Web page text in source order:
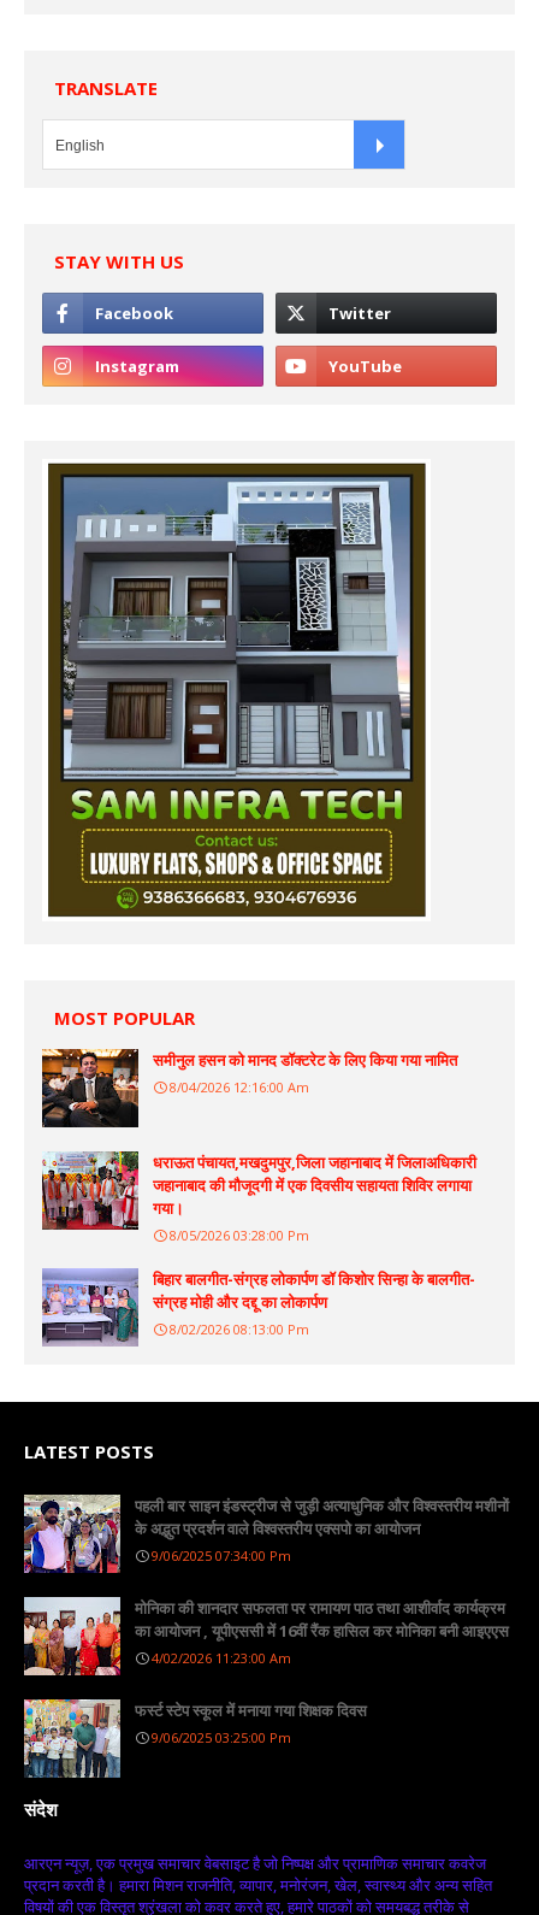
TRANSLATE
STAY WITH US
MOST POPULAR
समीनुल हसन को मानद डॉक्टरेट के लिए किया गया नामित
8/04/2026 12:16:00 Am
धराऊत पंचायत,मखदुमपुर,जिला जहानाबाद में जिलाअधिकारी
जहानाबाद की मौजूदगी में एक दिवसीय सहायता शिविर लगाया
गया।
8/05/2026 03:28:00 Pm
बिहार बालगीत-संग्रह लोकार्पण डॉ किशोर सिन्हा के बालगीत-
संग्रह मोही और दद्दू का लोकार्पण
8/02/2026 08:13:00 Pm
LATEST POSTS
पहली बार साइन इंडस्ट्रीज से जुड़ी अत्याधुनिक और विश्वस्तरीय मशीनों
के अद्भुत प्रदर्शन वाले विश्वस्तरीय एक्सपो का आयोजन
9/06/2025 07:34:00 Pm
मोनिका की शानदार सफलता पर रामायण पाठ तथा आशीर्वाद कार्यक्रम
का आयोजन , यूपीएससी में 16वीं रैंक हासिल कर मोनिका बनी आइएएस
4/02/2026 11:23:00 Am
फर्स्ट स्टेप स्कूल में मनाया गया शिक्षक दिवस
9/06/2025 03:25:00 Pm
संदेश
आरएन न्यूज़, एक प्रमुख समाचार वेबसाइट है जो निष्पक्ष और प्रामाणिक समाचार कवरेज
प्रदान करती है। हमारा मिशन राजनीति, व्यापार, मनोरंजन, खेल, स्वास्थ्य और अन्य सहित
विषयों की एक विस्तृत श्रृंखला को कवर करते हुए, हमारे पाठकों को समयबद्ध तरीके से